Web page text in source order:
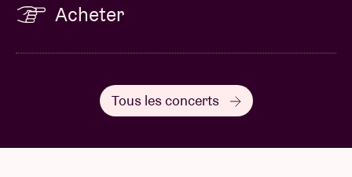
Acheter
Tous les concerts